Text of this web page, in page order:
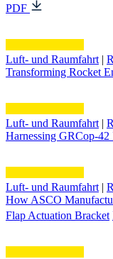
PDF
Luft- und Raumfahrt |
Transforming Rocket
Luft- und Raumfahrt |
Harnessing GRCop-
Luft- und Raumfahrt |
How ASCO
Flap Actuation Bracket